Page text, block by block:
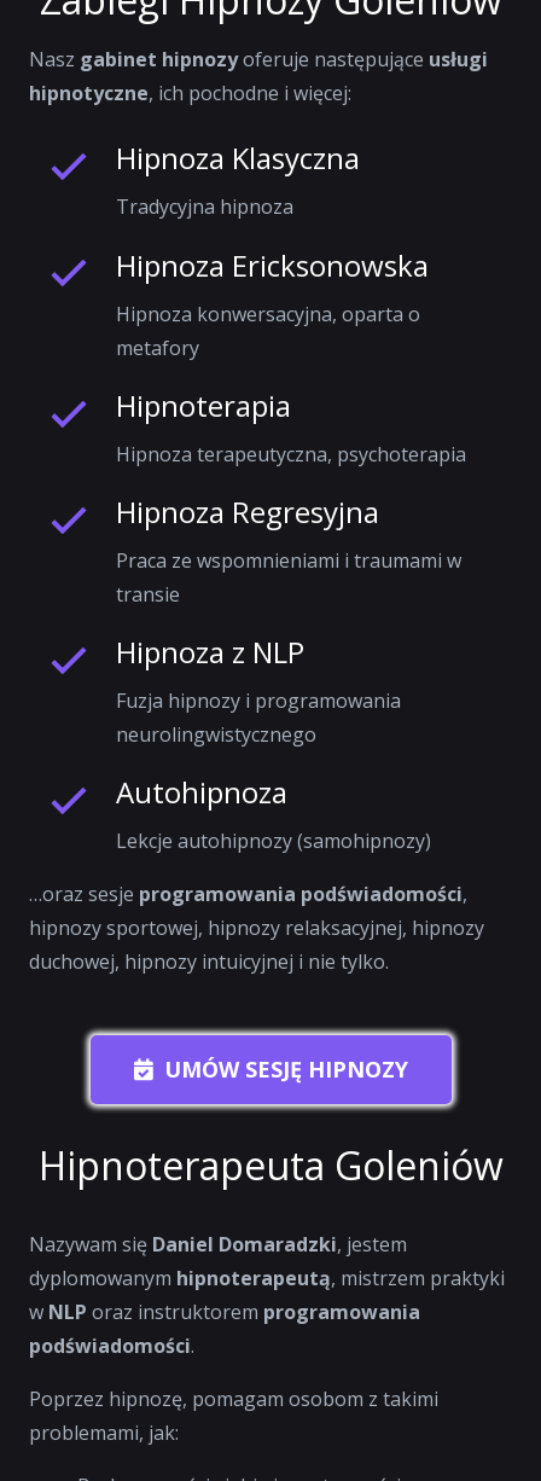
Nasz gabinet hipnozyoferuje następujące usługi
hipnotyczne, ich pochodne i więcej:
Hipnoza Klasyczna
Tradycyjna hipnoza
Hipnoza Ericksonowska
Hipnoza konwersacyjna, oparta o
metafory
Hipnoterapia
Hipnoza terapeutyczna, psychoterapia
Hipnoza Regresyjna
Praca ze wspomnieniami i traumami w
transie
Hipnoza z NLP
Fuzja hipnozy i programowania
neurolingwistycznego
Autohipnoza
Lekcje autohipnozy (samohipnozy)
…oraz sesje programowania podświadomości,
hipnozy sportowej, hipnozy relaksacyjnej, hipnozy
duchowej, hipnozy intuicyjnej i nie tylko.
UMÓW SESJĘ HIPNOZY
Hipnoterapeuta Goleniów
Nazywam się Daniel Domaradzki, jestem
dyplomowanym hipnoterapeutą, mistrzem praktyki
w NLP oraz instruktorem programowania
podświadomości.
Poprzez hipnozę, pomagam osobom z takimi
problemami, jak: